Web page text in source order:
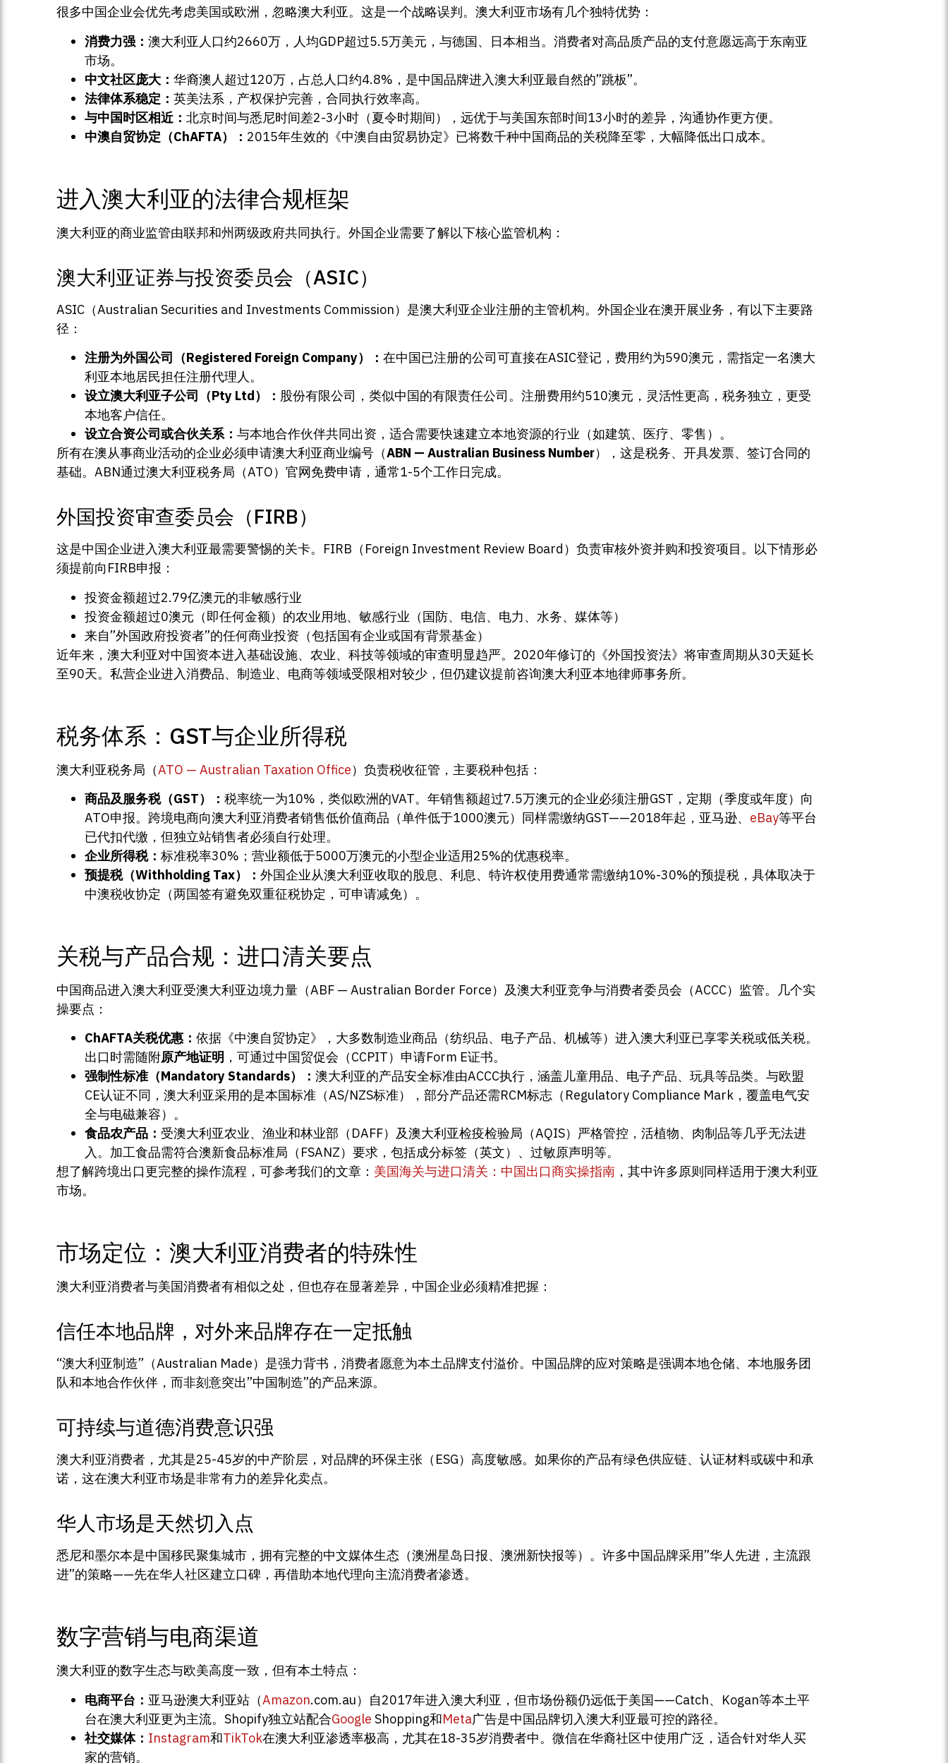
很多中国企业会优先考虑美国或欧洲，忽略澳大利亚。这是一个战略误判。澳大利亚市场有几个独特优势：
消费力强： 澳大利亚人口约2660万，人均GDP超过5.5万美元，与德国、日本相当。消费者对高品质产品的支付意愿远高于东南亚
市场。
中文社区庞大： 华裔澳人超过120万，占总人口约4.8%，是中国品牌进入澳大利亚最自然的”跳板”。
法律体系稳定： 英美法系，产权保护完善，合同执行效率高。
与中国时区相近： 北京时间与悉尼时间差2-3小时（夏令时期间），远优于与美国东部时间13小时的差异，沟通协作更方便。
中澳自贸协定（ChAFTA）： 2015年生效的《中澳自由贸易协定》已将数千种中国商品的关税降至零，大幅降低出口成本。
进入澳大利亚的法律合规框架
澳大利亚的商业监管由联邦和州两级政府共同执行。外国企业需要了解以下核心监管机构：
澳大利亚证券与投资委员会（ASIC）
ASIC（Australian Securities and Investments Commission）是澳大利亚企业注册的主管机构。外国企业在澳开展业务，有以下主要路
径：
注册为外国公司（Registered Foreign Company）： 在中国已注册的公司可直接在ASIC登记，费用约为590澳元，需指定一名澳大
利亚本地居民担任注册代理人。
设立澳大利亚子公司（Pty Ltd）： 股份有限公司，类似中国的有限责任公司。注册费用约510澳元，灵活性更高，税务独立，更受
本地客户信任。
设立合资公司或合伙关系： 与本地合作伙伴共同出资，适合需要快速建立本地资源的行业（如建筑、医疗、零售）。
所有在澳从事商业活动的企业必须申请澳大利亚商业编号（ABN — Australian Business Number），这是税务、开具发票、签订合同的
基础。ABN通过澳大利亚税务局（ATO）官网免费申请，通常1-5个工作日完成。
外国投资审查委员会（FIRB）
这是中国企业进入澳大利亚最需要警惕的关卡。FIRB（Foreign Investment Review Board）负责审核外资并购和投资项目。以下情形必
须提前向FIRB申报：
投资金额超过2.79亿澳元的非敏感行业
投资金额超过0澳元（即任何金额）的农业用地、敏感行业（国防、电信、电力、水务、媒体等）
来自”外国政府投资者”的任何商业投资（包括国有企业或国有背景基金）
近年来，澳大利亚对中国资本进入基础设施、农业、科技等领域的审查明显趋严。2020年修订的《外国投资法》将审查周期从30天延长
至90天。私营企业进入消费品、制造业、电商等领域受限相对较少，但仍建议提前咨询澳大利亚本地律师事务所。
税务体系：GST与企业所得税
澳大利亚税务局（ATO — Australian Taxation Office）负责税收征管，主要税种包括：
商品及服务税（GST）： 税率统一为10%，类似欧洲的VAT。年销售额超过7.5万澳元的企业必须注册GST，定期（季度或年度）向
ATO申报。跨境电商向澳大利亚消费者销售低价值商品（单件低于1000澳元）同样需缴纳GST——2018年起，亚马逊、 eBay等平台
已代扣代缴，但独立站销售者必须自行处理。
企业所得税： 标准税率30%；营业额低于5000万澳元的小型企业适用25%的优惠税率。
预提税（Withholding Tax）： 外国企业从澳大利亚收取的股息、利息、特许权使用费通常需缴纳10%-30%的预提税，具体取决于
中澳税收协定（两国签有避免双重征税协定，可申请减免）。
关税与产品合规：进口清关要点
中国商品进入澳大利亚受澳大利亚边境力量（ABF — Australian Border Force）及澳大利亚竞争与消费者委员会（ACCC）监管。几个实
操要点：
ChAFTA关税优惠： 依据《中澳自贸协定》，大多数制造业商品（纺织品、电子产品、机械等）进入澳大利亚已享零关税或低关税。
出口时需随附原产地证明 ，可通过中国贸促会（CCPIT）申请Form E证书。
强制性标准（Mandatory Standards）： 澳大利亚的产品安全标准由ACCC执行，涵盖儿童用品、电子产品、玩具等品类。与欧盟
CE认证不同，澳大利亚采用的是本国标准（AS/NZS标准），部分产品还需RCM标志（Regulatory Compliance Mark，覆盖电气安
全与电磁兼容）。
食品农产品： 受澳大利亚农业、渔业和林业部（DAFF）及澳大利亚检疫检验局（AQIS）严格管控，活植物、肉制品等几乎无法进
入。加工食品需符合澳新食品标准局（FSANZ）要求，包括成分标签（英文）、过敏原声明等。
想了解跨境出口更完整的操作流程，可参考我们的文章： 美国海关与进口清关：中国出口商实操指南 ，其中许多原则同样适用于澳大利亚
市场。
市场定位：澳大利亚消费者的特殊性
澳大利亚消费者与美国消费者有相似之处，但也存在显著差异，中国企业必须精准把握：
信任本地品牌，对外来品牌存在一定抵触
“澳大利亚制造”（Australian Made）是强力背书，消费者愿意为本土品牌支付溢价。中国品牌的应对策略是强调本地仓储、本地服务团
队和本地合作伙伴，而非刻意突出”中国制造”的产品来源。
可持续与道德消费意识强
澳大利亚消费者，尤其是25-45岁的中产阶层，对品牌的环保主张（ESG）高度敏感。如果你的产品有绿色供应链、认证材料或碳中和承
诺，这在澳大利亚市场是非常有力的差异化卖点。
华人市场是天然切入点
悉尼和墨尔本是中国移民聚集城市，拥有完整的中文媒体生态（澳洲星岛日报、澳洲新快报等）。许多中国品牌采用”华人先进，主流跟
进”的策略——先在华人社区建立口碑，再借助本地代理向主流消费者渗透。
数字营销与电商渠道
澳大利亚的数字生态与欧美高度一致，但有本土特点：
电商平台： 亚马逊澳大利亚站（Amazon.com.au）自2017年进入澳大利亚，但市场份额仍远低于美国——Catch、Kogan等本土平
台在澳大利亚更为主流。Shopify独立站配合Google Shopping和Meta广告是中国品牌切入澳大利亚最可控的路径。
社交媒体： Instagram和TikTok在澳大利亚渗透率极高，尤其在18-35岁消费者中。微信在华裔社区中使用广泛，适合针对华人买
家的营销。